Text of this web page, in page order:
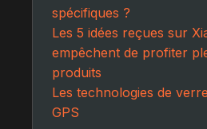
spécifiques ?
Les 5 idées reçues sur
empêchent de profiter
produits
Les technologies de
GPS